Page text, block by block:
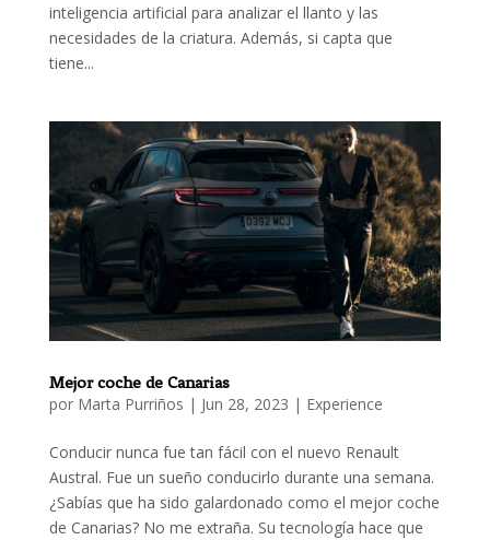
inteligencia artificial para analizar el llanto y las
necesidades de la criatura. Además, si capta que
tiene...
Mejor coche de Canarias
por Marta Purriños | Jun 28, 2023 | Experience
Conducir nunca fue tan fácil con el nuevo Renault
Austral. Fue un sueño conducirlo durante una semana.
¿Sabías que ha sido galardonado como el mejor coche
de Canarias? No me extraña. Su tecnología hace que